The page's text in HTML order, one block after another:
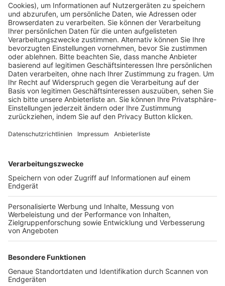
Pässe und Vereinswechsel
Trainerausbildung
Schulungsangebot Vereinsmitarbeiter
BFV-Geschäftsstellen
Trainerbörse
Login SpielPlus
FOLGE DEM BFV
TOP-VEREINE
TOP-PARTNER